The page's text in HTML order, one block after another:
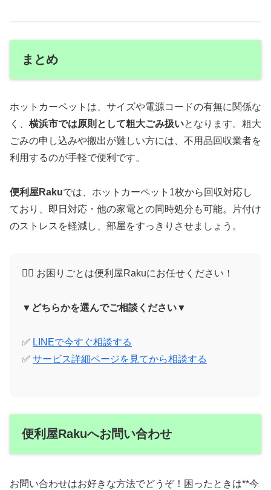
まとめ
ホットカーペットは、サイズや電源コードの有無に関係な
く、 横浜市では原則として粗大ごみ扱いとなります。粗大
ごみの申し込みや搬出が難しい方には、不用品回収業者を
利用するのが手軽で便利です。
便利屋Rakuでは、ホットカーペット1枚から回収対応し
ており、即日対応・他の家電との同時処分も可能。片付け
のストレスを軽減し、部屋をすっきりさせましょう。
🙋‍♀️ お困りごとは便利屋Rakuにお任せください！
▼どちらかを選んでご相談ください▼
✅ LINEで今すぐ相談する
✅ サービス詳細ページを見てから相談する
便利屋Rakuへお問い合わせ
お問い合わせはお好きな方法でどうぞ！困ったときは**今